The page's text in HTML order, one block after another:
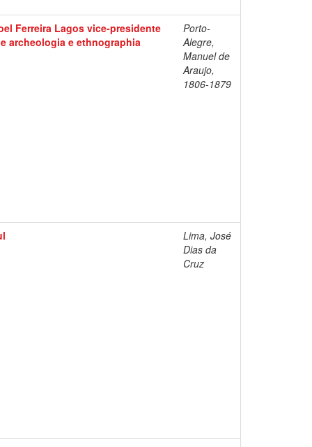
Ferreira Lagos vice-presidente
archeologia e ethnographia
Porto-
Alegre,
Manuel de
Araujo,
1806-1879
Lima, José
Dias da
Cruz